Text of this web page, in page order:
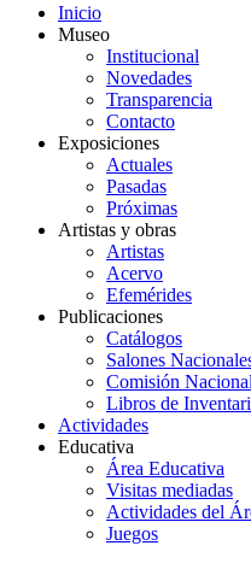
Inicio
Museo
Institucional
Novedades
Transparencia
Contacto
Exposiciones
Actuales
Pasadas
Próximas
Artistas y obras
Artistas
Acervo
Efemérides
Publicaciones
Catálogos
Salones
Comisión
Libros de
Actividades
Educativa
Área Educativa
Visitas mediadas
Actividades del
Juegos